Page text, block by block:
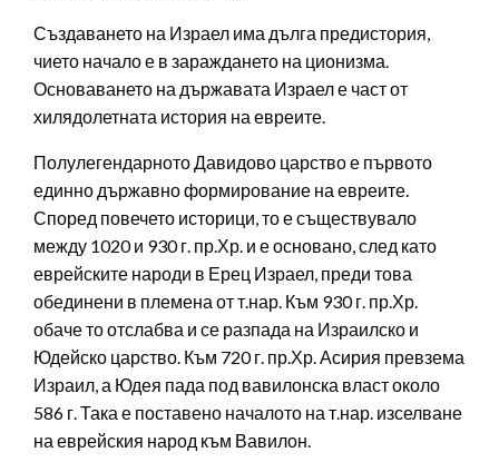
Създаването на Израел има дълга предистория,
чието начало е в зараждането на ционизма.
Основаването на държавата Израел е част от
хилядолетната история на евреите.
Полулегендарното Давидово царство е първото
единно държавно формирование на евреите.
Според повечето историци, то е съществувало
между 1020 и 930 г. пр.Хр. и е основано, след като
еврейските народи в Ерец Израел, преди това
обединени в племена от т.нар. Към 930 г. пр.Хр.
обаче то отслабва и се разпада на Израилско и
Юдейско царство. Към 720 г. пр.Хр. Асирия превзема
Израил, а Юдея пада под вавилонска власт около
586 г. Така е поставено началото на т.нар. изселване
на еврейския народ към Вавилон.